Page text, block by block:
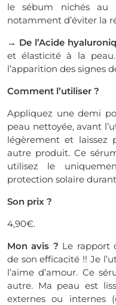
le sébum nichés au
notamment d’éviter la
→ De l’Acide
et élasticité à la
l’apparition des signes
Comment l’utiliser ?
Appliquez une demi
peau nettoyée, avant
légèrement et laissez
autre produit. Ce
utilisez le
protection solaire
Son prix ?
4,90€.
Mon avis ? Le rapport
de son efficacité !! Je
l’aime d’amour. Ce
autre. Ma peau est
externes ou internes